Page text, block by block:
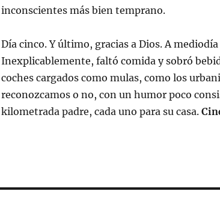
inconscientes más bien temprano.
Día cinco. Y último, gracias a Dios. A
Inexplicablemente, faltó comida y sobró
coches cargados como mulas, como los
reconozcamos o no, con un humor poco
kilometrada padre, cada uno para su casa.